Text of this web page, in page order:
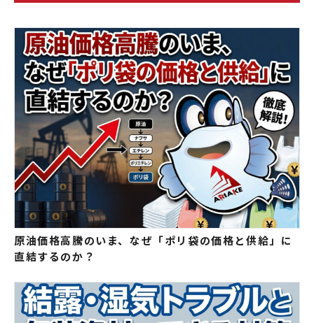
原油価格高騰のいま、なぜ「ポリ袋の価格と供給」に
直結するのか？